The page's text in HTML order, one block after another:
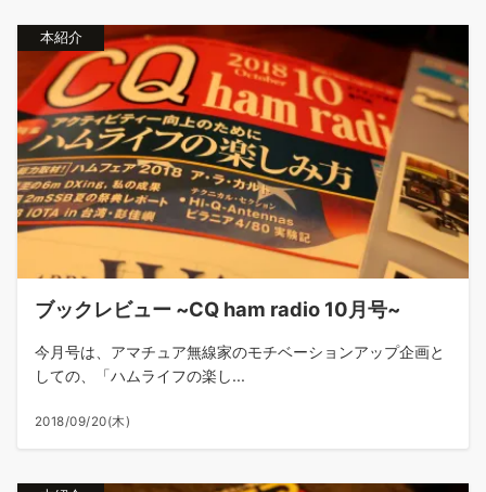
本紹介
ブックレビュー ~CQ ham radio 10月号~
今月号は、アマチュア無線家のモチベーションアップ企画と
しての、「ハムライフの楽し...
2018/09/20(木)